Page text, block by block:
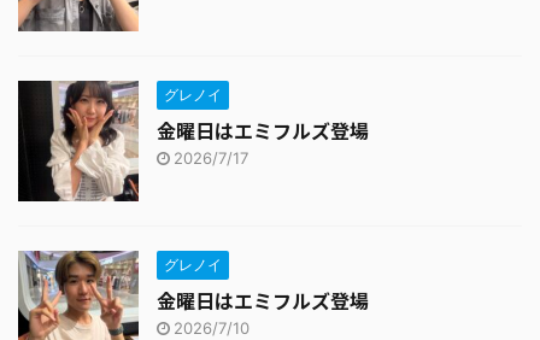
グレノイ
金曜日はエミフルズ登場
2026/7/17
グレノイ
金曜日はエミフルズ登場
2026/7/10